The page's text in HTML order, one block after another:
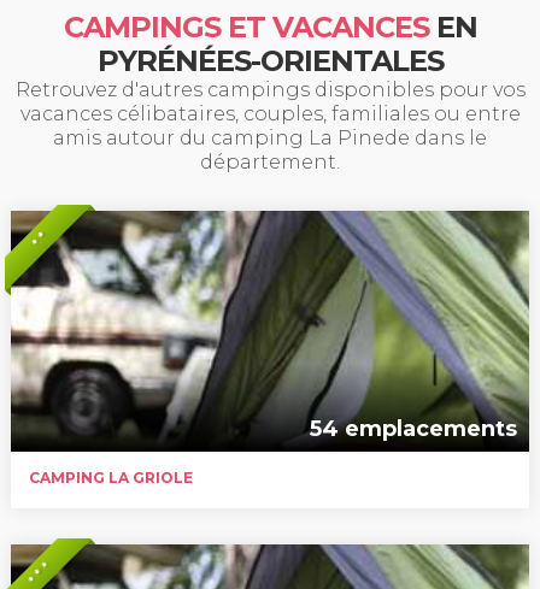
CAMPINGS ET VACANCESEN
PYRÉNÉES-ORIENTALES
Retrouvez d'autres campings disponibles pour vos
vacances célibataires, couples, familiales ou entre
amis autour du camping La Pinede dans le
département.
* *
54 emplacements
CAMPING LA GRIOLE
* * *